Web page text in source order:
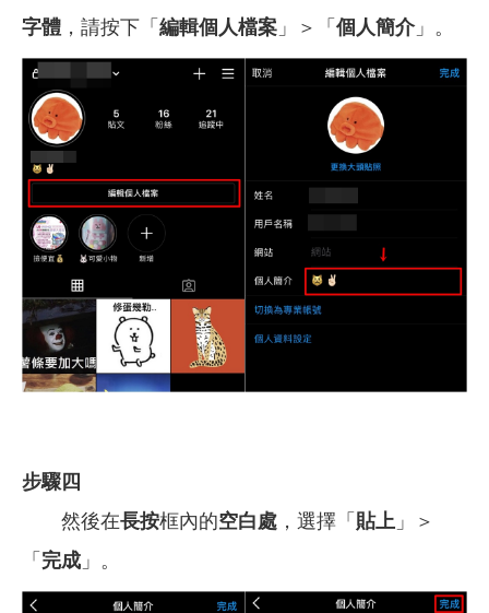
字體 ，請按下「 編輯個人檔案 」＞「 個人簡介」。
步驟四
然後在長按框內的空白處 ，選擇「 貼上 」＞
「 完成 」。